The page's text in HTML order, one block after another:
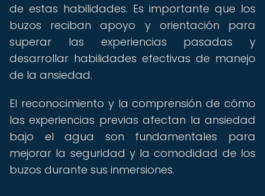
de estas habilidades. Es importante que los
buzos reciban apoyo y orientación para
superar las experiencias pasadas y
desarrollar habilidades efectivas de manejo
de la ansiedad.
El reconocimiento y la comprensión de cómo
las experiencias previas afectan la ansiedad
bajo el agua son fundamentales para
mejorar la seguridad y la comodidad de los
buzos durante sus inmersiones.